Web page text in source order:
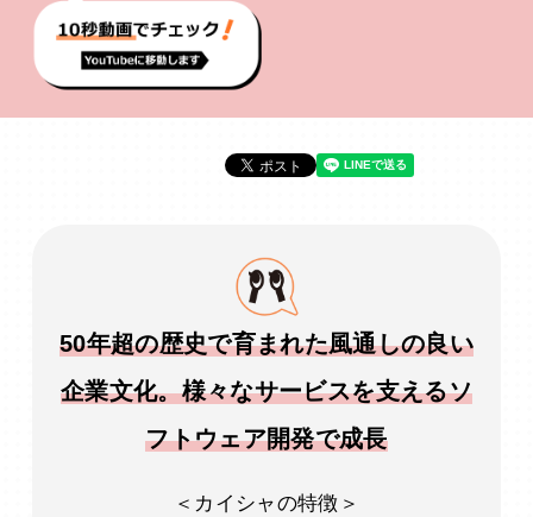
50年超の歴史で育まれた風通しの良い
企業文化。様々なサービスを支えるソ
フトウェア開発で成長
＜カイシャの特徴＞